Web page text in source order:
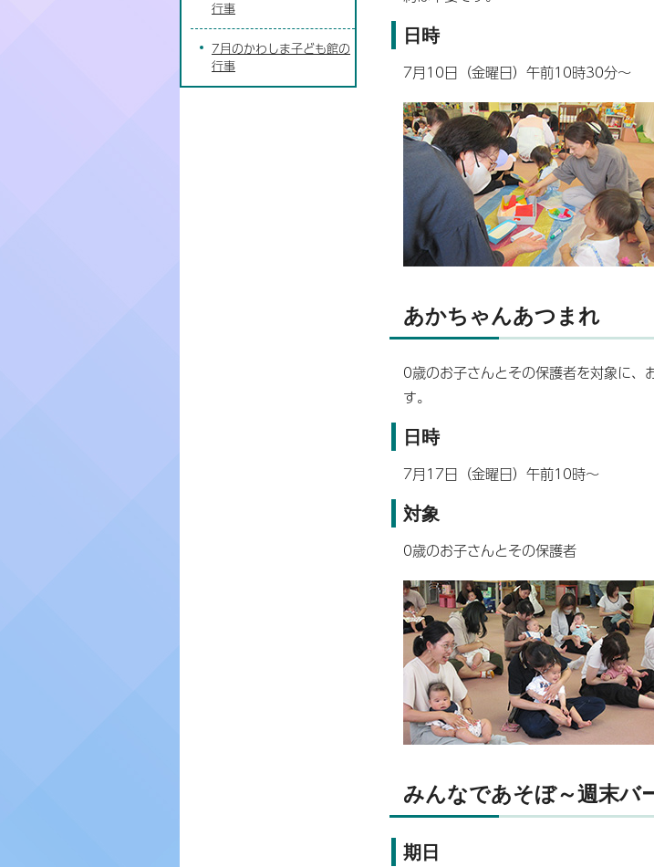
日時
7月10日（金曜日）午前10時30分～
あかちゃんあつまれ
0歳のお子さんとその保護者を対象に、
す。
日時
7月17日（金曜日）午前10時～
対象
0歳のお子さんとその保護者
みんなであそぼ～週末バ
期日
行事
7月のかわしま子ども館の
行事